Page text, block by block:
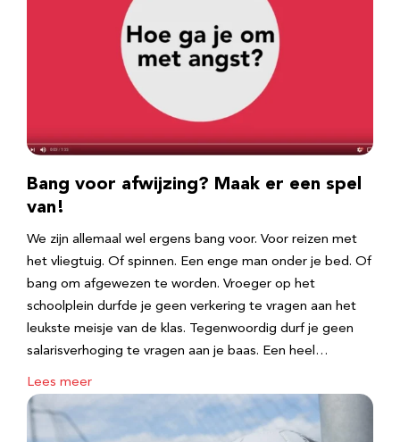
Bang voor afwijzing? Maak er een spel
van!
We zijn allemaal wel ergens bang voor. Voor reizen met
het vliegtuig. Of spinnen. Een enge man onder je bed. Of
bang om afgewezen te worden. Vroeger op het
schoolplein durfde je geen verkering te vragen aan het
leukste meisje van de klas. Tegenwoordig durf je geen
salarisverhoging te vragen aan je baas. Een heel…
Lees meer